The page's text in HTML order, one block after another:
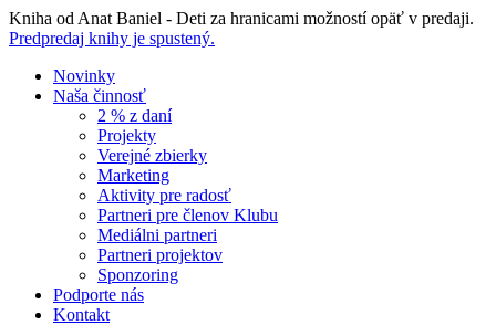
Skip
to
Kniha od Anat Baniel - Deti za hranicami možností opäť v predaji.
Predpredaj knihy je spustený.
Novinky
Naša činnosť
2 % z daní
Projekty
Verejné zbierky
Marketing
Aktivity pre radosť
Partneri pre členov Klubu
Mediálni partneri
Partneri projektov
Sponzoring
Podporte nás
Kontakt